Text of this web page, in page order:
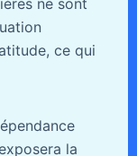
ce qui
la